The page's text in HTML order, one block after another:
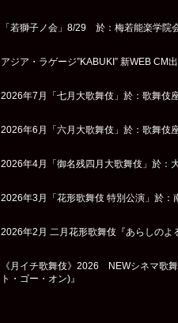
「若獅子ノ会」8/29 於：梅若能楽学院
アジア・ラゲージ”KABUKI” 新WEB CM
2026年7月「七月大歌舞伎」於：歌舞伎
2026年6月「六月大歌舞伎」於：歌舞伎
2026年4月「御名残四月大歌舞伎」於：
2026年3月「花形歌舞伎 特別公演」於：
2026年2月 二月花形歌舞伎『あらしの
《月イチ歌舞伎》2026 NEWシネマ歌
ト・ゴー・オン)』